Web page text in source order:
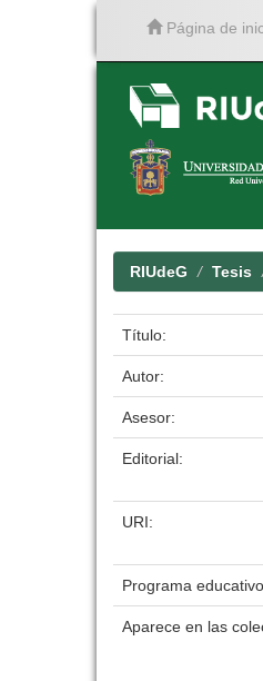
Página de
RIUdeG Tesis
Título:
Autor:
Asesor:
Editorial:
URI:
Programa
Aparece en las